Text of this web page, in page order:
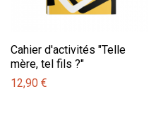
Cahier d'activités "Telle
mère, tel fils ?"
12,90 €